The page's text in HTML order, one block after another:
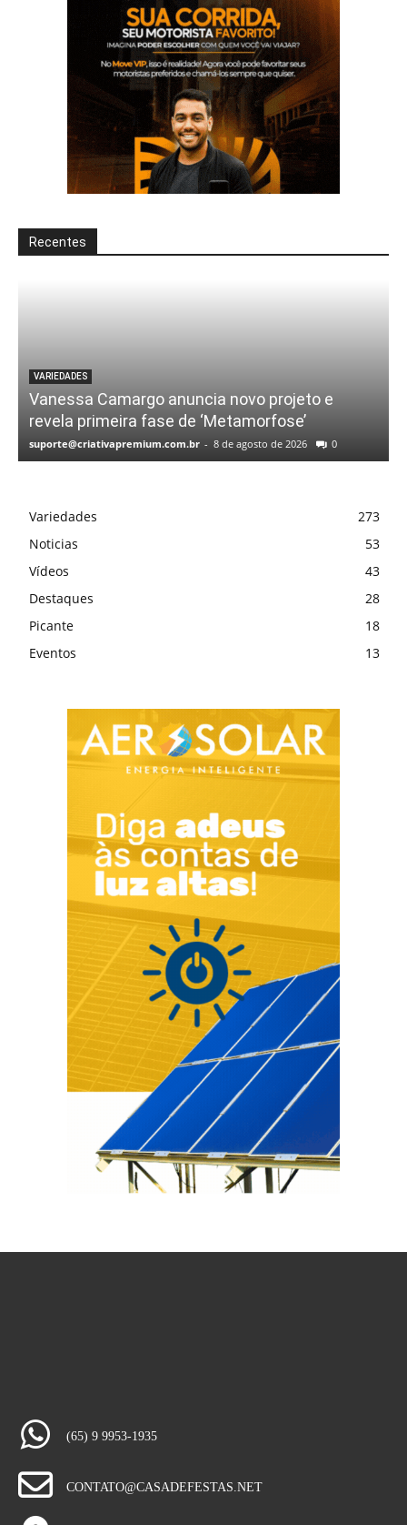
Recentes
VARIEDADES
Vanessa Camargo anuncia novo projeto e
revela primeira fase de ‘Metamorfose’
suporte@criativapremium.com.br - 8 de agosto de 2026 0
Variedades
273
Noticias
53
Vídeos
43
Destaques
28
Picante
18
Eventos
13
(65) 9 9953-1935
CONTATO@CASADEFESTAS.NET